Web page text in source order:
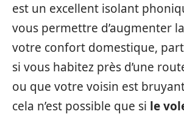
est un excellent isolant
vous permettre d’augmenter
votre confort domestique,
si vous habitez près d’une
ou que votre voisin est
cela n’est possible que si le